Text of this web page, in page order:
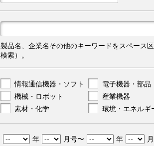
製品名、企業名その他のキーワードをスペース
検索）。
情報通信機器・ソフト
電子機器・部品
機械・ロボット
産業機器
素材・化学
環境・エネルギ
年 月号〜 年